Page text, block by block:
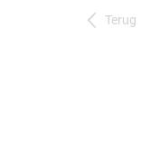
Terug